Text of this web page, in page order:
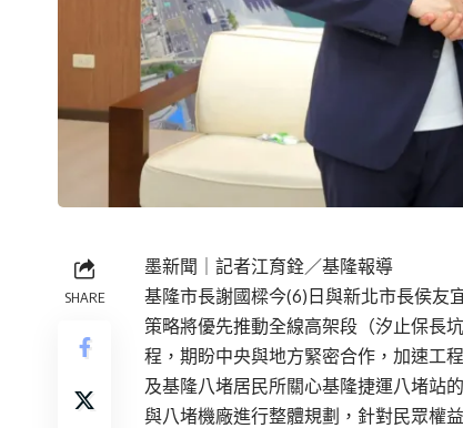
SHARE
墨新聞 ｜記者江育銓／基隆報導
基隆市長謝國樑今(6)日與新北市長侯友
策略將優先推動全線高架段（汐止保長
程，期盼中央與地方緊密合作，加速工
及基隆八堵居民所關心基隆捷運八堵站
與八堵機廠進行整體規劃，針對民眾權